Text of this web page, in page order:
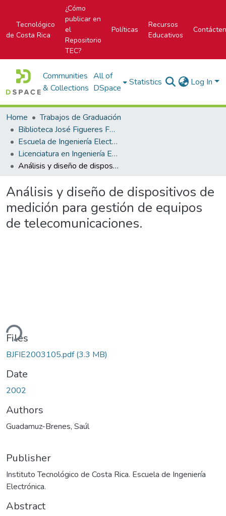
Tecnológico
de Costa Rica
¿Cómo
publicar en
el
Repositorio
TEC?
Políticas
Recursos
Educativos
Communities
& Collections
All of
DSpace
Statistics Log In
Home
Trabajos de Graduación
Biblioteca José Figueres Ferrer
Escuela de Ingeniería Electrónica
Licenciatura en Ingeniería Electrónica
Análisis y diseño de dispositivos de medición para gestión de equipos de telecomunicaciones.
Análisis y diseño de dispositivos de
medición para gestión de equipos
de telecomunicaciones.
Files
BJFIE2003105.pdf(3.3 MB)
Date
2002
Authors
Guadamuz-Brenes, Saúl
Publisher
Instituto Tecnológico de Costa Rica. Escuela de Ingeniería
Electrónica.
Abstract